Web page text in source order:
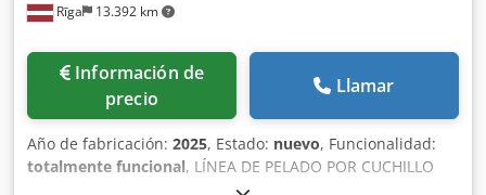
Rīga 13.392 km
Información de
precio
Llamar
Año de fabricación: 2025, Estado: nuevo, Funcionalidad:
totalmente funcional, LÍNEA DE PELADO POR CUCHILLO
PARA PATATAS 500KG/H: PELADORA DE RAÍZ RP800 La